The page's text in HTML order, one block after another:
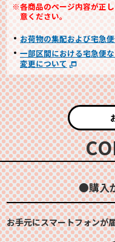
※各商品のページ内容が正
意ください。
お荷物の集配および宅急
一部区間における宅急便
変更について
●購入
お手元にスマートフォンが